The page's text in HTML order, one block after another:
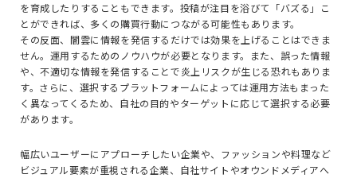
を育成したりすることもできます。投稿が注目を浴びて「バズる」こ
とができれば、多くの購買行動につながる可能性もあります。
その反面、闇雲に情報を発信するだけでは効果を上げることはできま
せん。運用するためのノウハウが必要となります。また、誤った情報
や、不適切な情報を発信することで炎上リスクが生じる恐れもありま
す。さらに、選択するプラットフォームによっては運用方法もまった
く異なってくるため、自社の目的やターゲットに応じて選択する必要
があります。
幅広いユーザーにアプローチしたい企業や、ファッションや料理など
ビジュアル要素が重視される企業、自社サイトやオウンドメディアへ